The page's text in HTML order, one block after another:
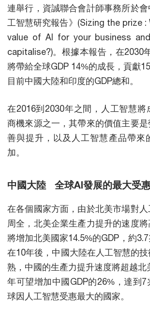
連舉行，資誠聯合會計師事務所於會
工智慧研究報告》(Sizing the prize :
value of AI for your business
capitalise?)。根據本報告，在2030
將帶給全球GDP 14%的成長，貢獻
目前中國大陸和印度的GDP總和。
在2016到2030年之間，人工智慧將
商機來源之一，其帶來的價值主要
善與提升，以及人工智慧產品帶來
加。
中國大陸 全球AI發展的最大受
在各個國家方面，由於北美市場對
周全，北美企業生產力提升的速度將
將增加北美國家14.5%的GDP，約3.7
在10年後，中國大陸在人工智慧的
熟，中國的生產力提升速度將超越北
年可望增加中國GDP的26%，達到
球因人工智慧受惠最大的國家。